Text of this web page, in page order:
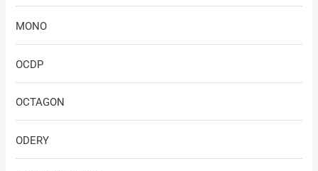
MONO
OCDP
OCTAGON
ODERY